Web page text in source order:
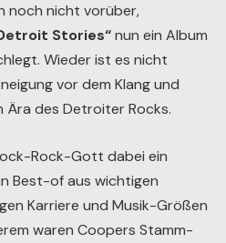
noch nicht vorüber,
Stories“nun ein Album
Wieder ist es nicht
vor dem Klang und
Ära des Detroiter Rocks.
Rock-Gott dabei ein
Best-of aus wichtigen
Karriere und Musik-Größen
waren Coopers Stamm-